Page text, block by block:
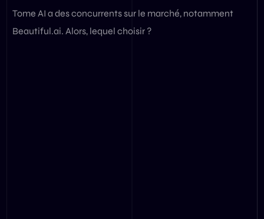
Tome AI a des concurrents sur le marché, notamment
Beautiful.ai. Alors, lequel choisir ?